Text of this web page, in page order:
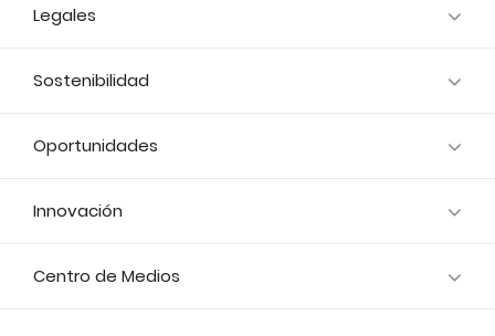
Legales
Sostenibilidad
Oportunidades
Innovación
Centro de Medios